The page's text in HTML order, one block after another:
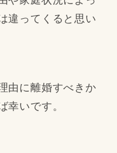
違ってくると思い
由に離婚すべきか
幸いです。